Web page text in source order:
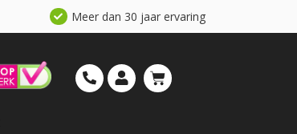
Meer dan 30 jaar ervaring